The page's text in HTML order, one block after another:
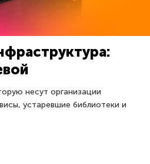
несут организации
устаревшие библиотеки и